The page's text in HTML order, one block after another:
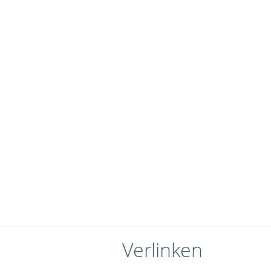
Verlinken